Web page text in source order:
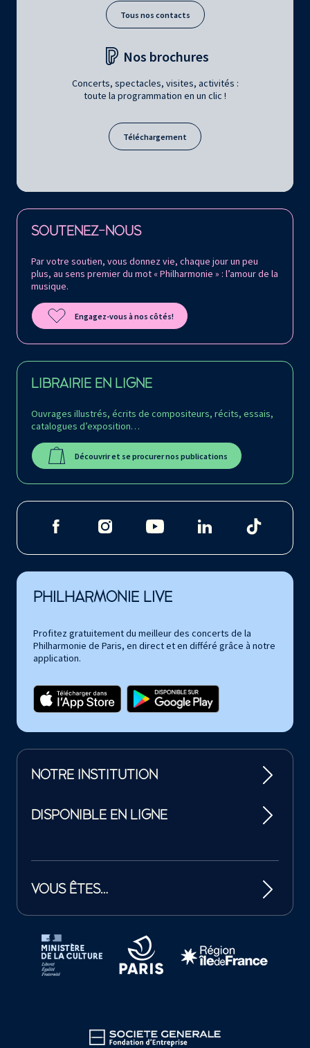
Tous nos contacts
Nos brochures
Concerts, spectacles, visites, activités :
toute la programmation en un clic !
Téléchargement
SOUTENEZ-NOUS
Par votre soutien, vous donnez vie, chaque jour un peu
plus, au sens premier du mot « Philharmonie » : l’amour de la
musique.
Engagez-vous à nos côtés!
LIBRAIRIE EN LIGNE
Ouvrages illustrés, écrits de compositeurs, récits, essais,
catalogues d’exposition…
Découvrir et se procurer nos publications
Retrouvez la Philharmonie de Paris sur
PHILHARMONIE LIVE
Profitez gratuitement du meilleur des concerts de la
Philharmonie de Paris, en direct et en différé grâce à notre
application.
NOTRE INSTITUTION
DISPONIBLE EN LIGNE
VOUS ÊTES…
Tutelles et mécènes de la Philharmonie de Paris